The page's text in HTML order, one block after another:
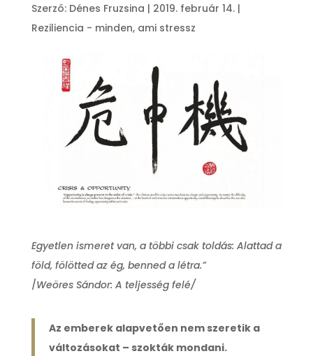
Szerző: Dénes Fruzsina | 2019. február 14.|
Reziliencia - minden, ami stressz
Egyetlen ismeret van, a többi csak toldás: Alattad a
föld, fölötted az ég, benned a létra.”
/Weöres Sándor: A teljesség felé/
Az emberek alapvetően nem szeretik a
változásokat – szokták mondani.